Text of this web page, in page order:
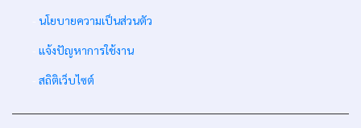
นโยบายความเป็นส่วนตัว
แจ้งปัญหาการใช้งาน
สถิติเว็บไซต์